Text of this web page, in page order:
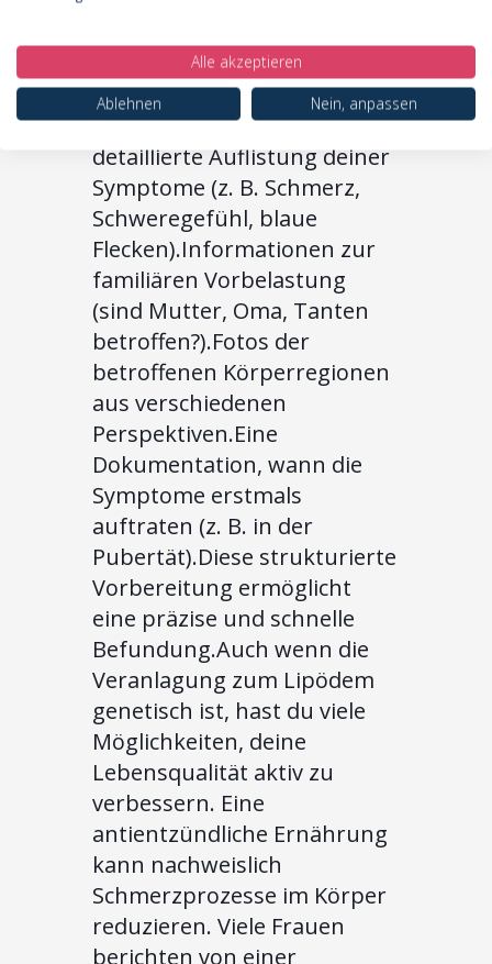
als Leitfaden dient. Folgende
Unterlagen sind für eine
Diagnose wichtig:Eine
detaillierte Auflistung deiner
Symptome (z. B. Schmerz,
Schweregefühl, blaue
Flecken).Informationen zur
familiären Vorbelastung
(sind Mutter, Oma, Tanten
betroffen?).Fotos der
betroffenen Körperregionen
aus verschiedenen
Perspektiven.Eine
Dokumentation, wann die
Symptome erstmals
auftraten (z. B. in der
Pubertät).Diese strukturierte
Vorbereitung ermöglicht
eine präzise und schnelle
Befundung.Auch wenn die
Veranlagung zum Lipödem
genetisch ist, hast du viele
Möglichkeiten, deine
Lebensqualität aktiv zu
verbessern. Eine
antientzündliche Ernährung
kann nachweislich
Schmerzprozesse im Körper
reduzieren. Viele Frauen
berichten von einer
Alle akzeptieren
Ablehnen
Nein, anpassen